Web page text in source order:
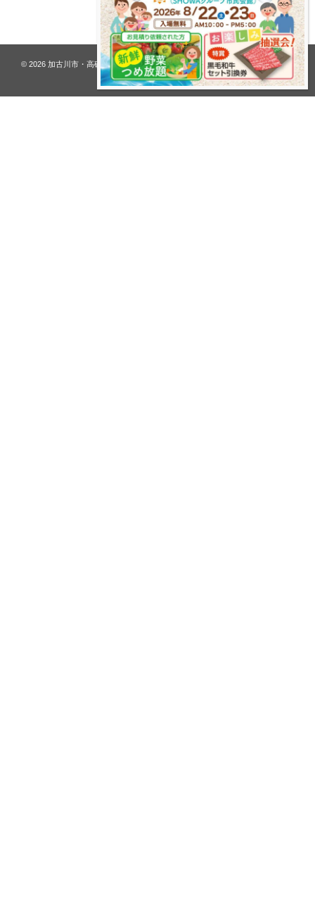
プライバシーポリシー
© 2026 加古川市・高砂市 夢リフォーム ウオハシ – 創業128年の老舗. All rights
reserved.